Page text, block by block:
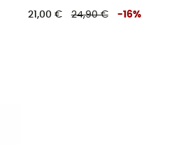
21,00 € 24,90 € -16%